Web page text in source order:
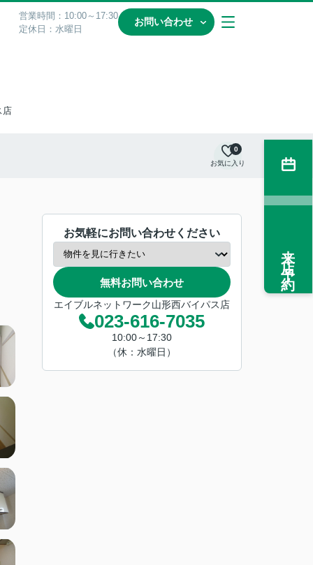
営業時間：10:00～17:30
定休日：水曜日
お問い合わせ
店
お気に入り
0
お気軽にお問い合わせください
無料お問い合わせ
エイブルネットワーク山形西バイパス店
023-616-7035
10:00～17:30
（休：水曜日）
来店予約